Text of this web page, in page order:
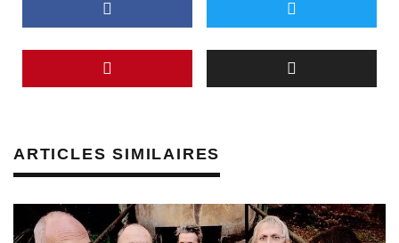
ARTICLES SIMILAIRES